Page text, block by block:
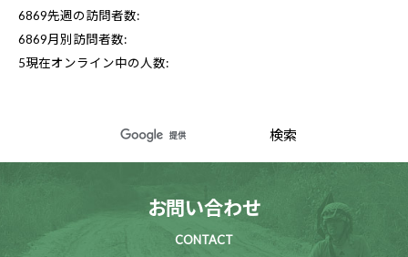
6869先週の訪問者数:
6869月別訪問者数:
5現在オンライン中の人数:
お問い合わせ
CONTACT